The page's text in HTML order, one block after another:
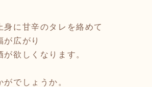
身に甘辛のタレを絡めて
が広がり
欲しくなります。
でしょうか。